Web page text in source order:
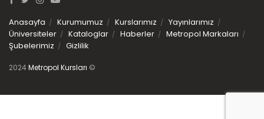
Anasayfa Kurumumuz Kurslarımız
Yayınlarımız
Üniversiteler
Kataloglar Haberler
Metropol Markaları
Şubelerimiz
Gizlilik
2024 Metropol Kursları ©